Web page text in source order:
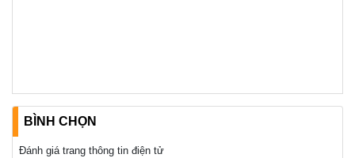
BÌNH CHỌN
Đánh giá trang thông tin điện tử